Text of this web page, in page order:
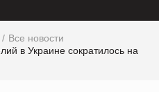
Все новости
в Украине сократилось на